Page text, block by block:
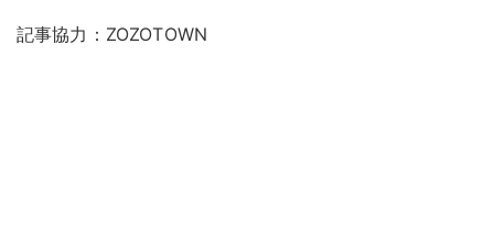
記事協力：ZOZOTOWN